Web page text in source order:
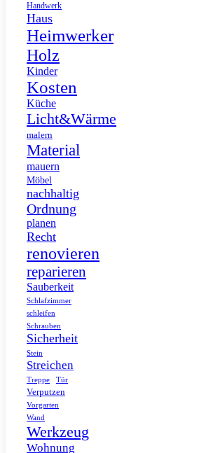
Handwerk
Haus
Heimwerker
Holz
Kinder
Kosten
Küche
Licht&Wärme
malern
Material
mauern
Möbel
nachhaltig
Ordnung
planen
Recht
renovieren
reparieren
Sauberkeit
Schlafzimmer
schleifen
Schrauben
Sicherheit
Stein
Streichen
Treppe Tür
Verputzen
Vorgarten
Wand
Werkzeug
Wohnung